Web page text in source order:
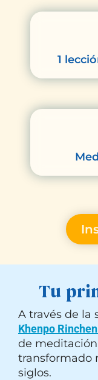
1
Tu
A través de la
Khenpo
de
transformado
siglos.